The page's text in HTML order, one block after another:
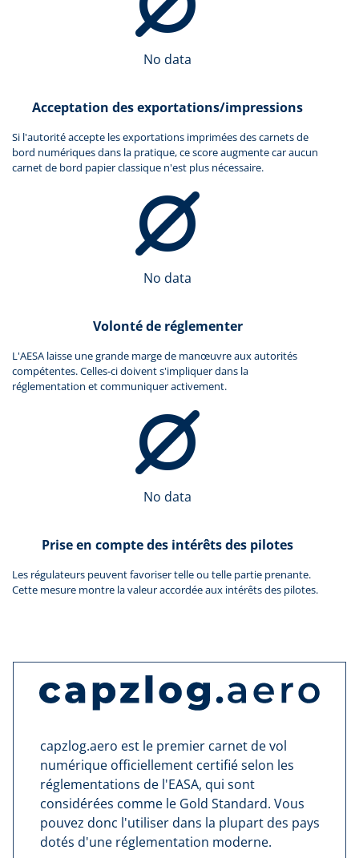
No data
Acceptation des exportations/impressions
Si l'autorité accepte les exportations imprimées des carnets de
bord numériques dans la pratique, ce score augmente car aucun
carnet de bord papier classique n'est plus nécessaire.
No data
Volonté de réglementer
L'AESA laisse une grande marge de manœuvre aux autorités
compétentes. Celles-ci doivent s'impliquer dans la
réglementation et communiquer activement.
No data
Prise en compte des intérêts des pilotes
Les régulateurs peuvent favoriser telle ou telle partie prenante.
Cette mesure montre la valeur accordée aux intérêts des pilotes.
capzlog.aero est le premier carnet de vol
numérique officiellement certifié selon les
réglementations de l'EASA, qui sont
considérées comme le Gold Standard. Vous
pouvez donc l'utiliser dans la plupart des pays
dotés d'une réglementation moderne.